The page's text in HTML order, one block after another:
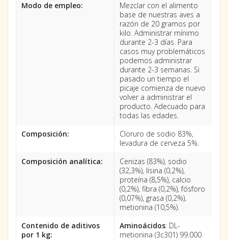
Modo de empleo:
Mezclar con el alimento
base de nuestras aves a
razón de 20 gramos por
kilo. Administrar mínimo
durante 2-3 días. Para
casos muy problemáticos
podemos administrar
durante 2-3 semanas. Si
pasado un tiempo el
picaje comienza de nuevo
volver a administrar el
producto. Adecuado para
todas las edades.
Composición:
Cloruro de sodio 83%,
levadura de cerveza 5%.
Composición analítica:
Cenizas (83%), sodio
(32,3%), lisina (0,2%),
proteína (8,5%), calcio
(0,2%), fibra (0,2%), fósforo
(0,07%), grasa (0,2%),
metionina (10,5%).
Contenido de aditivos
por 1 kg:
Aminoácidos: DL-
metionina (3c301) 99.000